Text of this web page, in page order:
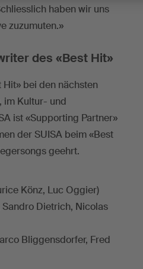
haben wir uns
zuzumuten.»
des «Best Hit»
bei den nächsten
im Kultur- und
ist «Supporting Partner»
der SUISA beim «Best
geehrt.
Könz, Luc Oggier)
Dietrich, Nicolas
Bliggensdorfer, Fred